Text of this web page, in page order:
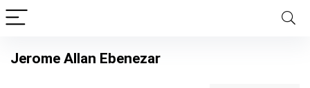
Jerome Allan Ebenezar